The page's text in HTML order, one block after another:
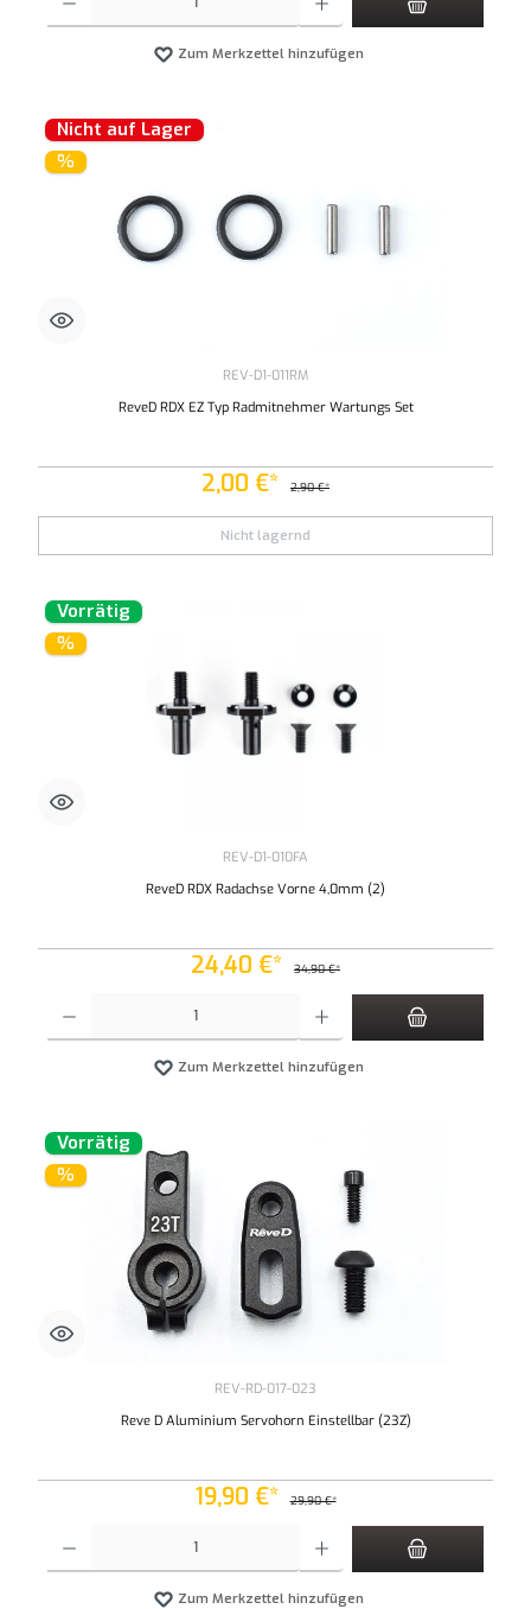
Zum Merkzettel hinzufügen
Nicht auf Lager
%
REV-D1-011RM
ReveD RDX EZ Typ Radmitnehmer Wartungs Set
2,00 €* 2,90 €*
Nicht lagernd
Vorrätig
%
REV-D1-010FA
ReveD RDX Radachse Vorne 4,0mm (2)
24,40 €* 34,90 €*
Produkt Anzahl: Gib den gewünschten Wert ein oder benutze die Schaltflächen um die
Zum Merkzettel hinzufügen
Vorrätig
%
REV-RD-017-023
Reve D Aluminium Servohorn Einstellbar (23Z)
19,90 €* 29,90 €*
Produkt Anzahl: Gib den gewünschten Wert ein oder benutze die Schaltflächen um die
Zum Merkzettel hinzufügen